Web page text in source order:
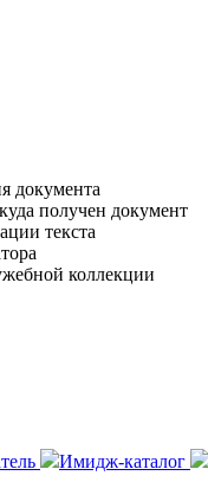
документа
получен документ
текста
коллекции
Имидж-каталог